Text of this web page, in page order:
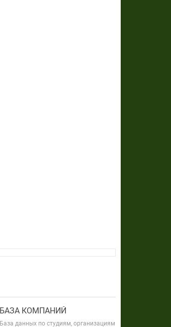
БАЗА КОМПАНИЙ
База данных по студиям, организациям